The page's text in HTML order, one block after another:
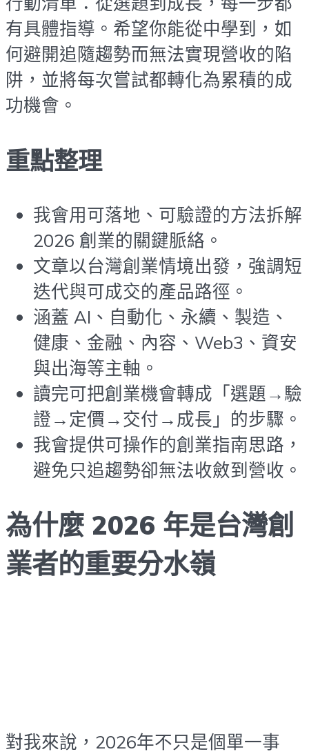
有具體指導。希望你能從中學到，如
何避開追隨趨勢而無法實現營收的陷
阱，並將每次嘗試都轉化為累積的成
功機會。
重點整理
我會用可落地、可驗證的方法拆解
2026 創業的關鍵脈絡。
文章以台灣創業情境出發，強調短
迭代與可成交的產品路徑。
涵蓋 AI、自動化、永續、製造、
健康、金融、內容、Web3、資安
與出海等主軸。
讀完可把創業機會轉成「選題→驗
證→定價→交付→成長」的步驟。
我會提供可操作的創業指南思路，
避免只追趨勢卻無法收斂到營收。
為什麼 2026 年是台灣創
業者的重要分水嶺
對我來說，2026年不只是個單一事